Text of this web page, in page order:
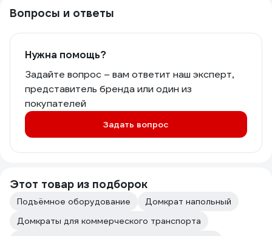
Вопросы и ответы
Нужна помощь?
Задайте вопрос – вам ответит наш эксперт,
представитель бренда или один из
покупателей
Задать вопрос
Этот товар из подборок
Подъёмное оборудование
Домкрат напольный
Домкраты для коммерческого транспорта